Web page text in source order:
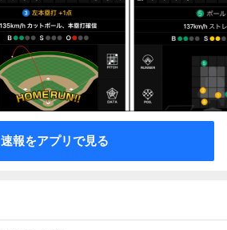
速報をアプリで見る